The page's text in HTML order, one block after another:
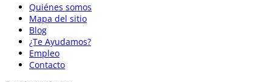
Quiénes somos
Mapa del sitio
Blog
¿Te Ayudamos?
Empleo
Contacto